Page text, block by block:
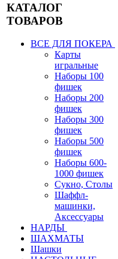
КАТАЛОГ
ТОВАРОВ
ВСЕ ДЛЯ ПОКЕРА
Карты
игральные
Наборы 100
фишек
Наборы 200
фишек
Наборы 300
фишек
Наборы 500
фишек
Наборы 600-
1000 фишек
Сукно, Столы
Шаффл-
машинки,
Аксессуары
НАРДЫ
ШАХМАТЫ
Шашки